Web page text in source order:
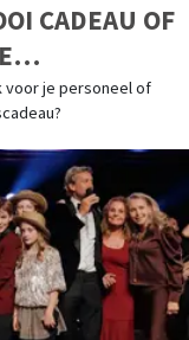
CADEAU OF
voor je personeel of